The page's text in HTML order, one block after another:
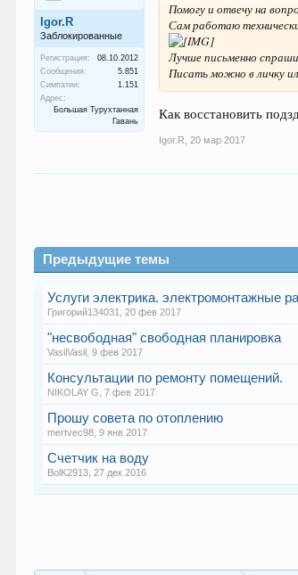
Igor.R
Заблокированные
Регистрация:
08.10.2012
Сообщения:
5.851
Симпатии:
1.151
Адрес:
Большая Турухтанная
Гавань
Помогу и отвечу на
Сам работаю
Лучше письменно
Писать можно в личку
Как восстановить
Igor.R 20 мар 2017
Предыдущие темы
Услуги электрика. электромонтажные
Григорий134031 ,20 фев 2017
"несвободная" свободная планировка
VasilVasil ,9 фев 2017
Консультации по ремонту помещений.
NIKOLAY G ,7 фев 2017
Прошу совета по отоплению
mertvec98 ,9 янв 2017
Счетчик на воду
BolK2913 ,27 дек 2016